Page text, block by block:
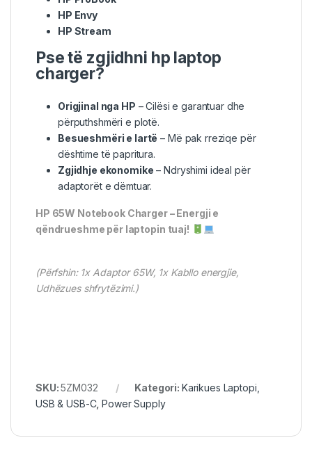
HP Envy
HP Stream
Pse të zgjidhni hp laptop
charger?
Origjinal nga HP – Cilësi e garantuar dhe
përputhshmëri e plotë.
Besueshmëri e lartë – Më pak rreziqe për
dështime të papritura.
Zgjidhje ekonomike – Ndryshimi ideal për
adaptorët e dëmtuar.
HP 65W Notebook Charger – Energji e
qëndrueshme për laptopin tuaj!
(Përfshin: 1x Adaptor 65W, 1x Kabllo energjie,
Udhëzues shfrytëzimi.)
SKU:5ZM032 Kategori: Karikues Laptopi,
USB & USB-C, Power Supply